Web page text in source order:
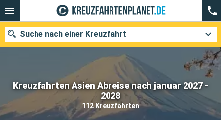
Kreuzfahrten Asien Abreise nach januar 2027 -
2028
112 Kreuzfahrten
Suche nach einer Kreuzfahrt
Unsere Ziele
Abfahrtsmonat